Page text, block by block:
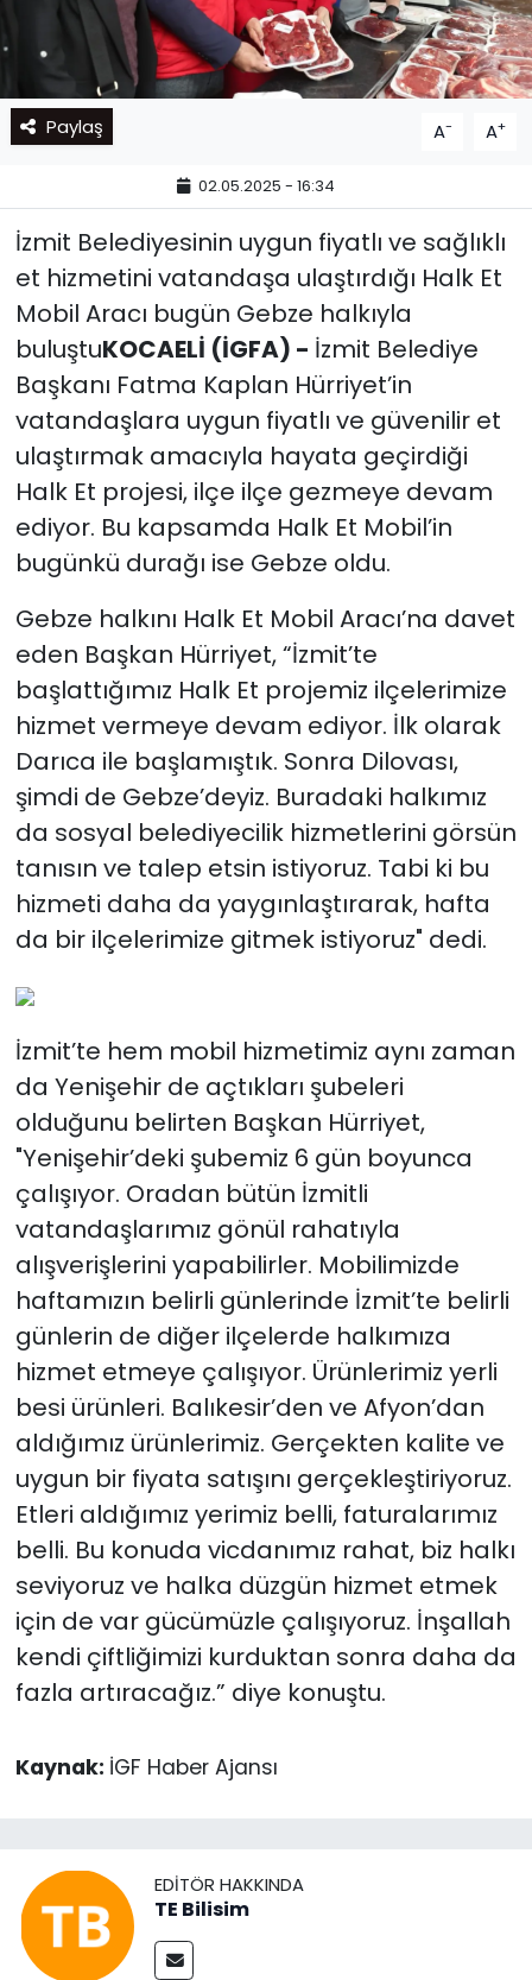
Paylaş A- A+
02.05.2025 - 16:34
İzmit Belediyesinin uygun fiyatlı ve sağlıklı
et hizmetini vatandaşa ulaştırdığı Halk Et
Mobil Aracı bugün Gebze halkıyla
buluştuKOCAELİ (İGFA) - İzmit Belediye
Başkanı Fatma Kaplan Hürriyet’in
vatandaşlara uygun fiyatlı ve güvenilir et
ulaştırmak amacıyla hayata geçirdiği
Halk Et projesi, ilçe ilçe gezmeye devam
ediyor. Bu kapsamda Halk Et Mobil’in
bugünkü durağı ise Gebze oldu.
Gebze halkını Halk Et Mobil Aracı’na davet
eden Başkan Hürriyet, “İzmit’te
başlattığımız Halk Et projemiz ilçelerimize
hizmet vermeye devam ediyor. İlk olarak
Darıca ile başlamıştık. Sonra Dilovası,
şimdi de Gebze’deyiz. Buradaki halkımız
da sosyal belediyecilik hizmetlerini görsün
tanısın ve talep etsin istiyoruz. Tabi ki bu
hizmeti daha da yaygınlaştırarak, hafta
da bir ilçelerimize gitmek istiyoruz" dedi.
İzmit’te hem mobil hizmetimiz aynı zaman
da Yenişehir de açtıkları şubeleri
olduğunu belirten Başkan Hürriyet,
"Yenişehir’deki şubemiz 6 gün boyunca
çalışıyor. Oradan bütün İzmitli
vatandaşlarımız gönül rahatıyla
alışverişlerini yapabilirler. Mobilimizde
haftamızın belirli günlerinde İzmit’te belirli
günlerin de diğer ilçelerde halkımıza
hizmet etmeye çalışıyor. Ürünlerimiz yerli
besi ürünleri. Balıkesir’den ve Afyon’dan
aldığımız ürünlerimiz. Gerçekten kalite ve
uygun bir fiyata satışını gerçekleştiriyoruz.
Etleri aldığımız yerimiz belli, faturalarımız
belli. Bu konuda vicdanımız rahat, biz halkı
seviyoruz ve halka düzgün hizmet etmek
için de var gücümüzle çalışıyoruz. İnşallah
kendi çiftliğimizi kurduktan sonra daha da
fazla artıracağız.” diye konuştu.
Kaynak: İGF Haber Ajansı
EDITÖR HAKKINDA
TE Bilisim